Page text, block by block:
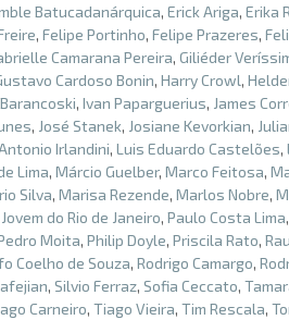
Batucadanárquica, Erick Ariga, Erika
, Felipe Portinho, Felipe Prazeres,
Camarana Pereira, Giliéder
Cardoso Bonin, Harry Crowl,
, Ivan Paparguerius, James
, José Stanek, Josiane Kevorkian,
Irlandini, Luis Eduardo Castelões,
Lima, Márcio Guelber, Marco Feitosa,
Silva, Marisa Rezende, Marlos Nobre,
do Rio de Janeiro, Paulo Costa Lima,
Moita, Philip Doyle, Priscila Rato,
Coelho de Souza, Rodrigo Camargo,
, Silvio Ferraz, Sofia Ceccato,
Carneiro, Tiago Vieira, Tim Rescala,